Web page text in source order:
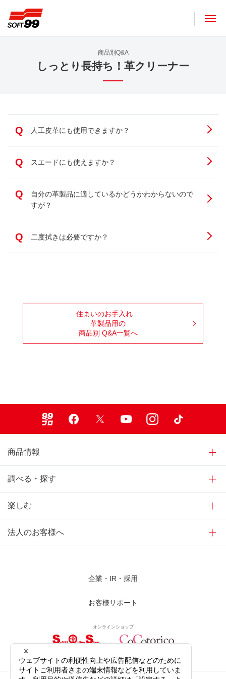
商品別Q&A
しっとり長持ち！革クリーナー
Q 人工皮革にも使用できますか？
Q スエードにも使えますか？
Q
自分の革製品に適しているかどうかわからないので
すが？
Q 二度拭きは必要ですか？
住まいのお手入れ
革製品用の
商品別 Q&A一覧へ
商品情報
調べる・探す
楽しむ
法人のお客様へ
企業・IR・採用
お客様サポート
オンラインショップ